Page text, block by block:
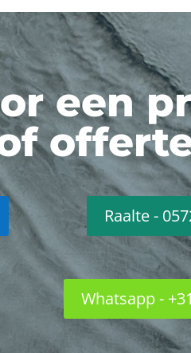
een
Raalte -
Whatsapp -